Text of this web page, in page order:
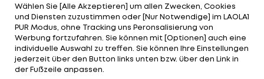
mit der wohl nicht viele Wintersport-Fans
vertraut waren.
Noch viel kurioser geht es jedoch abseits der
Olympischen Spiele zu, wo sich viele Sportarten
Wählen Sie [Alle Akzeptieren] um allen Zwecken, Cookies
und Diensten zuzustimmen oder [Nur Notwendige] im LAOLA1
PUR Modus, ohne Tracking uns Peronsalisierung von
Werbung fortzufahren. Sie können mit [Optionen] auch eine
individuelle Auswahl zu treffen. Sie können Ihre Einstellungen
jederzeit über den Button links unten bzw. über den Link in
der Fußzeile anpassen.